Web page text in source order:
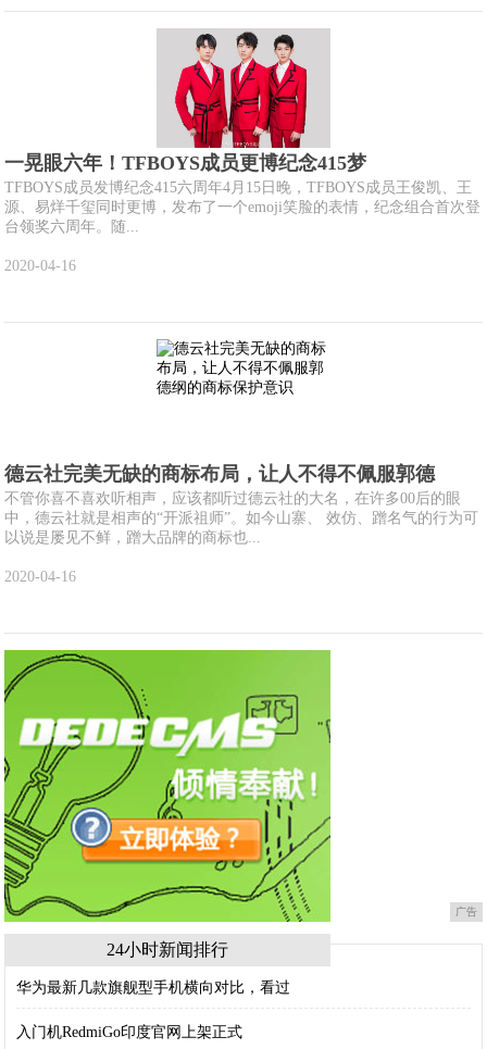
一晃眼六年！TFBOYS成员更博纪念415梦
TFBOYS成员发博纪念415六周年4月15日晚，TFBOYS成员王俊凯、王
源、易烊千玺同时更博，发布了一个emoji笑脸的表情，纪念组合首次登
台领奖六周年。随...
2020-04-16
德云社完美无缺的商标布局，让人不得不佩服郭德
不管你喜不喜欢听相声，应该都听过德云社的大名，在许多00后的眼
中，德云社就是相声的“开派祖师”。如今山寨、 效仿、蹭名气的行为可
以说是屡见不鲜，蹭大品牌的商标也...
2020-04-16
广告
24小时新闻排行
华为最新几款旗舰型手机横向对比，看过
入门机RedmiGo印度官网上架正式